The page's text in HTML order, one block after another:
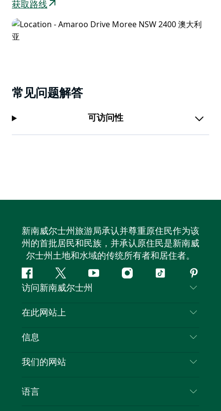
获取路线
常见问题解答
可访问性
新南威尔士州旅游局承认并尊重原住民作为该
州的首批居民和民族，并承认原住民是新南威
尔士州土地和水域的传统所有者和居住者。
Facebook叽
叽
喳
YouTubeInstagram
抖
访问新南威尔士州
联系我们
隐私
Cookie 通知
在此网站上
目的地
新南威尔士州公路旅行
活动
信息
旅行信息
新南威尔士州的商业
我们的网站
语言